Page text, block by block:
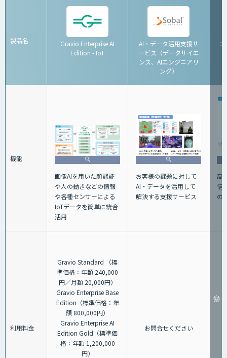
製品名
Gravio Enterprise AI
Edition - IoT
AI・データ活用支援サ
ービス（データサイエ
ンス、AIエンジニアリ
ング）
機能
画像AIを用いた顔認証
や人の動きなどの情報
や各種センサーによる
IoTデータを簡単に統合
活用
お客様の課題に対して
AI・データを活用して
解決する支援サービス
高
信
の
利用料金
Gravio Standard （標
準価格：年額 240,000
円／月額 20,000円）
Gravio Enterprise Base
Edition（標準価格：年
額 800,000円）
Gravio Enterprise AI
Edition Gold（標準価
格：年額 1,200,000
円）
お問合せください